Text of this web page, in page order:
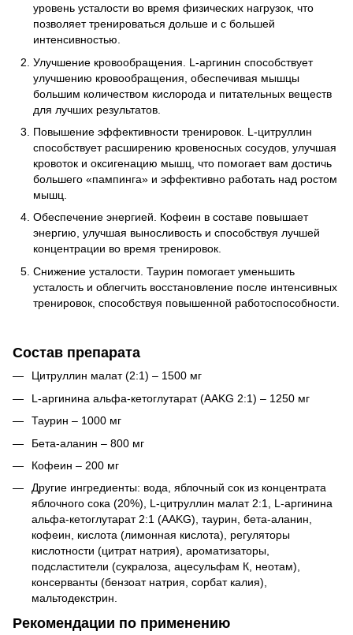
уровень усталости во время физических нагрузок, что
позволяет тренироваться дольше и с большей
интенсивностью.
Улучшение кровообращения. L-аргинин способствует
улучшению кровообращения, обеспечивая мышцы
большим количеством кислорода и питательных веществ
для лучших результатов.
Повышение эффективности тренировок. L-цитруллин
способствует расширению кровеносных сосудов, улучшая
кровоток и оксигенацию мышц, что помогает вам достичь
большего «пампинга» и эффективно работать над ростом
мышц.
Обеспечение энергией. Кофеин в составе повышает
энергию, улучшая выносливость и способствуя лучшей
концентрации во время тренировок.
Снижение усталости. Таурин помогает уменьшить
усталость и облегчить восстановление после интенсивных
тренировок, способствуя повышенной работоспособности.
Состав препарата
Цитруллин малат (2:1) – 1500 мг
L-аргинина альфа-кетоглутарат (AAKG 2:1) – 1250 мг
Таурин – 1000 мг
Бета-аланин – 800 мг
Кофеин – 200 мг
Другие ингредиенты: вода, яблочный сок из концентрата
яблочного сока (20%), L-цитруллин малат 2:1, L-аргинина
альфа-кетоглутарат 2:1 (AAKG), таурин, бета-аланин,
кофеин, кислота (лимонная кислота), регуляторы
кислотности (цитрат натрия), ароматизаторы,
подсластители (сукралоза, ацесульфам К, неотам),
консерванты (бензоат натрия, сорбат калия),
мальтодекстрин.
Рекомендации по применению